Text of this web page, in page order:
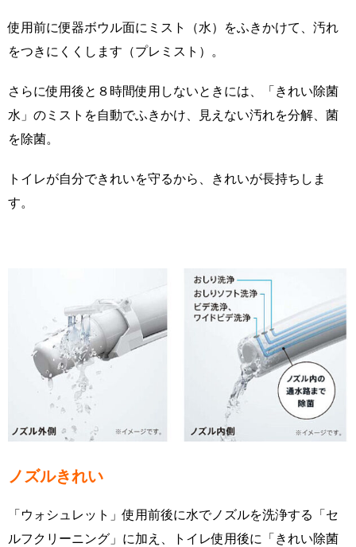
使用前に便器ボウル面にミスト（水）をふきかけて、汚れ
をつきにくくします（プレミスト）。
さらに使用後と８時間使用しないときには、「きれい除菌
水」のミストを自動でふきかけ、見えない汚れを分解、菌
を除菌。
トイレが自分できれいを守るから、きれいが長持ちしま
す。
ノズルきれい
「ウォシュレット」使用前後に水でノズルを洗浄する「セ
ルフクリーニング」に加え、トイレ使用後に「きれい除菌